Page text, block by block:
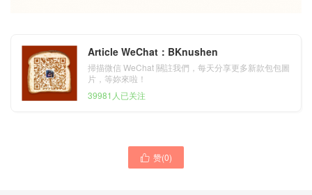
Article WeChat：BKnushen
掃描微信 WeChat 關註我們，每天分享更多新款包包圖
片，等妳來啦！
39981人已关注
 赞(0)香港東區西河灣 小西灣
Hermes Kelly Pocket 短錢